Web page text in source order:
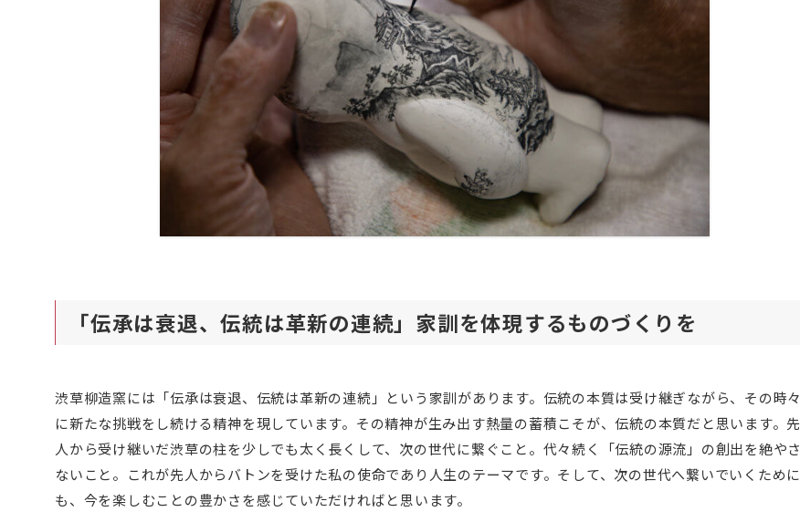
「伝承は衰退、伝統は革新の連続」家訓を体現するものづくりを
渋草柳造窯には「伝承は衰退、伝統は革新の連続」という家訓があります。伝統の本質は受け継ぎながら、その時々
に新たな挑戦をし続ける精神を現しています。その精神が生み出す熱量の蓄積こそが、伝統の本質だと思います。先
人から受け継いだ渋草の柱を少しでも太く長くして、次の世代に繋ぐこと。代々続く「伝統の源流」の創出を絶やさ
ないこと。これが先人からバトンを受けた私の使命であり人生のテーマです。そして、次の世代へ繋いでいくために
も、今を楽しむことの豊かさを感じていただければと思います。